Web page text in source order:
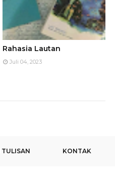
Rahasia Lautan
Juli 04, 2023
TULISAN KONTAK